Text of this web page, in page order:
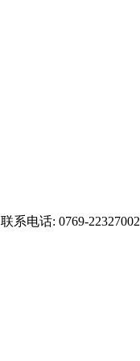
联系电话: 0769-22327002